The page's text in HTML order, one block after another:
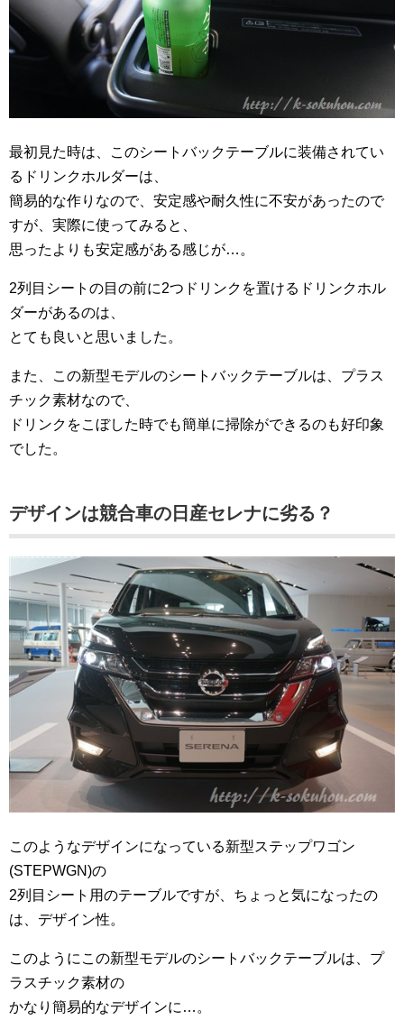
最初見た時は、このシートバックテーブルに装備されてい
るドリンクホルダーは、
簡易的な作りなので、安定感や耐久性に不安があったので
すが、実際に使ってみると、
思ったよりも安定感がある感じが…。
2列目シートの目の前に2つドリンクを置けるドリンクホル
ダーがあるのは、
とても良いと思いました。
また、この新型モデルのシートバックテーブルは、プラス
チック素材なので、
ドリンクをこぼした時でも簡単に掃除ができるのも好印象
でした。
デザインは競合車の日産セレナに劣る？
このようなデザインになっている新型ステップワゴン
(STEPWGN)の
2列目シート用のテーブルですが、ちょっと気になったの
は、デザイン性。
このようにこの新型モデルのシートバックテーブルは、プ
ラスチック素材の
かなり簡易的なデザインに…。